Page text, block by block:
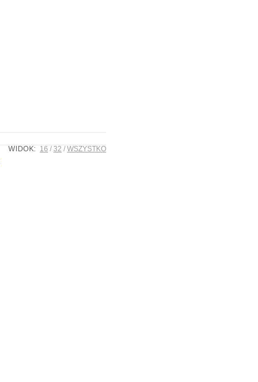
WIDOK: 16 32 WSZYSTKO